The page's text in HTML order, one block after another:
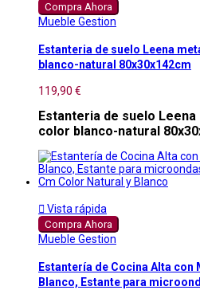
Compra Ahora
Mueble Gestion
Estanteria de suelo Leena
blanco-natural 80x30x142cm
119,90 €
Estanteria de suelo
color blanco-natural
 Vista rápida
Compra Ahora
Mueble Gestion
Estantería de Cocina Alta con
Blanco, Estante para